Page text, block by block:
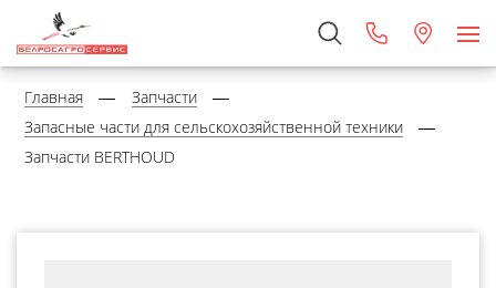
Главная
Запчасти
Запасные части для сельскохозяйственной техники
Запчасти BERTHOUD